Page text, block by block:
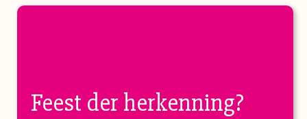
Feest der herkenning?